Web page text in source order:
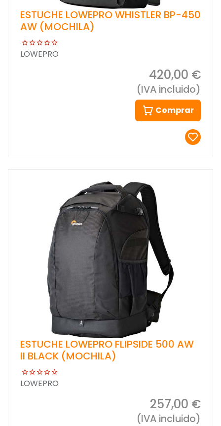
ESTUCHE LOWEPRO WHISTLER BP-450
AW (MOCHILA)
LOWEPRO
420,00 €
(IVA incluido)
Comprar
ESTUCHE LOWEPRO FLIPSIDE 500 AW
II BLACK (MOCHILA)
LOWEPRO
257,00 €
(IVA incluido)